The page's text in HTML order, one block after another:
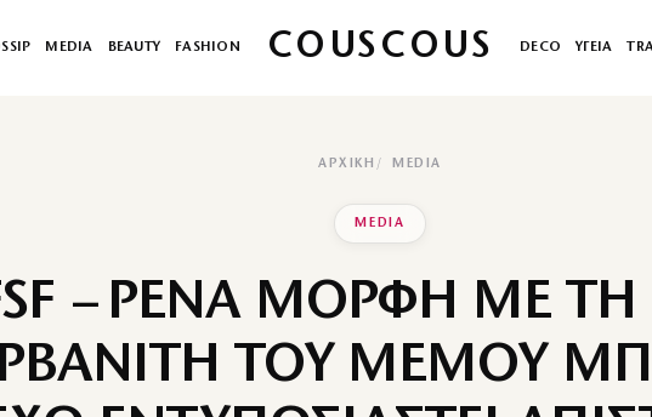
MEDIA BEAUTY FASHION COUSCOUS DECO ΥΓΕΙΑ
ΑΡΧΙΚΉ MEDIA
MEDIA
– ΡΕΝΑ ΜΟΡΦΗ ΜΕ ΤΗ
ΤΟΥ ΜΕΜΟΥ